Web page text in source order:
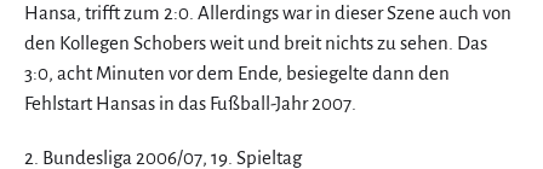
Hansa, trifft zum 2:0. Allerdings war in dieser Szene auch von
den Kollegen Schobers weit und breit nichts zu sehen. Das
3:0, acht Minuten vor dem Ende, besiegelte dann den
Fehlstart Hansas in das Fußball-Jahr 2007.
2. Bundesliga 2006/07, 19. Spieltag